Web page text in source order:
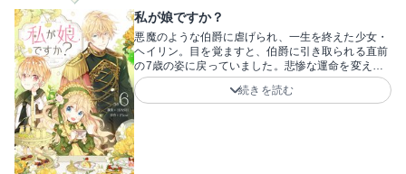
変！ここからタイトルにある「溺愛」へとどう変化
していくのかワクワクです！作者は山鵺アヤ先生。
人間嫌いの魔人と交わす、秘密の契約！理不尽に虐
げられてきた彼女が幸せになっていく姿を早く見た
い！と全力で応援したくなるはず！
私が娘ですか？
悪魔のような伯爵に虐げられ、一生を終えた少女・
ヘイリン。目を覚ますと、伯爵に引き取られる直前
の7歳の姿に戻っていました。悲惨な運命を変える
ため馬車から飛び降りた彼女は、カリスト家の公
爵・ヴィンセントと出会い……！？18歳まで納屋に
続きを読む